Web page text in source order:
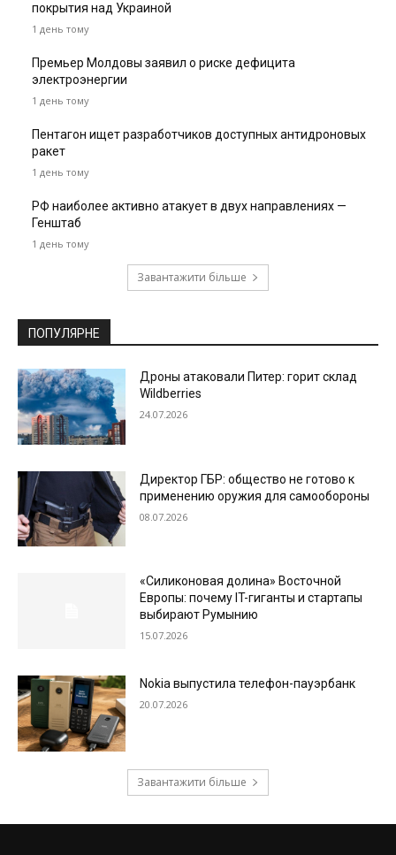
покрытия над Украиной
1 день тому
Премьер Молдовы заявил о риске дефицита
электроэнергии
1 день тому
Пентагон ищет разработчиков доступных антидроновых
ракет
1 день тому
РФ наиболее активно атакует в двух направлениях —
Генштаб
1 день тому
Завантажити більше
ПОПУЛЯРНЕ
Дроны атаковали Питер: горит склад
Wildberries
24.07.2026
Директор ГБР: общество не готово к
применению оружия для самообороны
08.07.2026
«Силиконовая долина» Восточной
Европы: почему IT-гиганты и стартапы
выбирают Румынию
15.07.2026
Nokia выпустила телефон-пауэрбанк
20.07.2026
Завантажити більше